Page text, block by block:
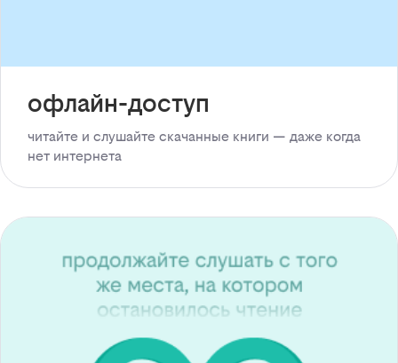
офлайн-доступ
читайте и слушайте скачанные книги — даже когда
нет интернета